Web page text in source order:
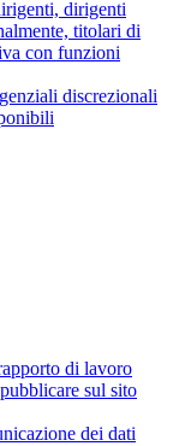
dirigenti
titolari di
con funzioni
discrezionali
di lavoro
sul sito
dei dati